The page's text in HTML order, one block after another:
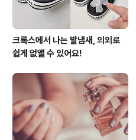
크록스에서 나는 발냄새, 의외로
쉽게 없앨 수 있어요!